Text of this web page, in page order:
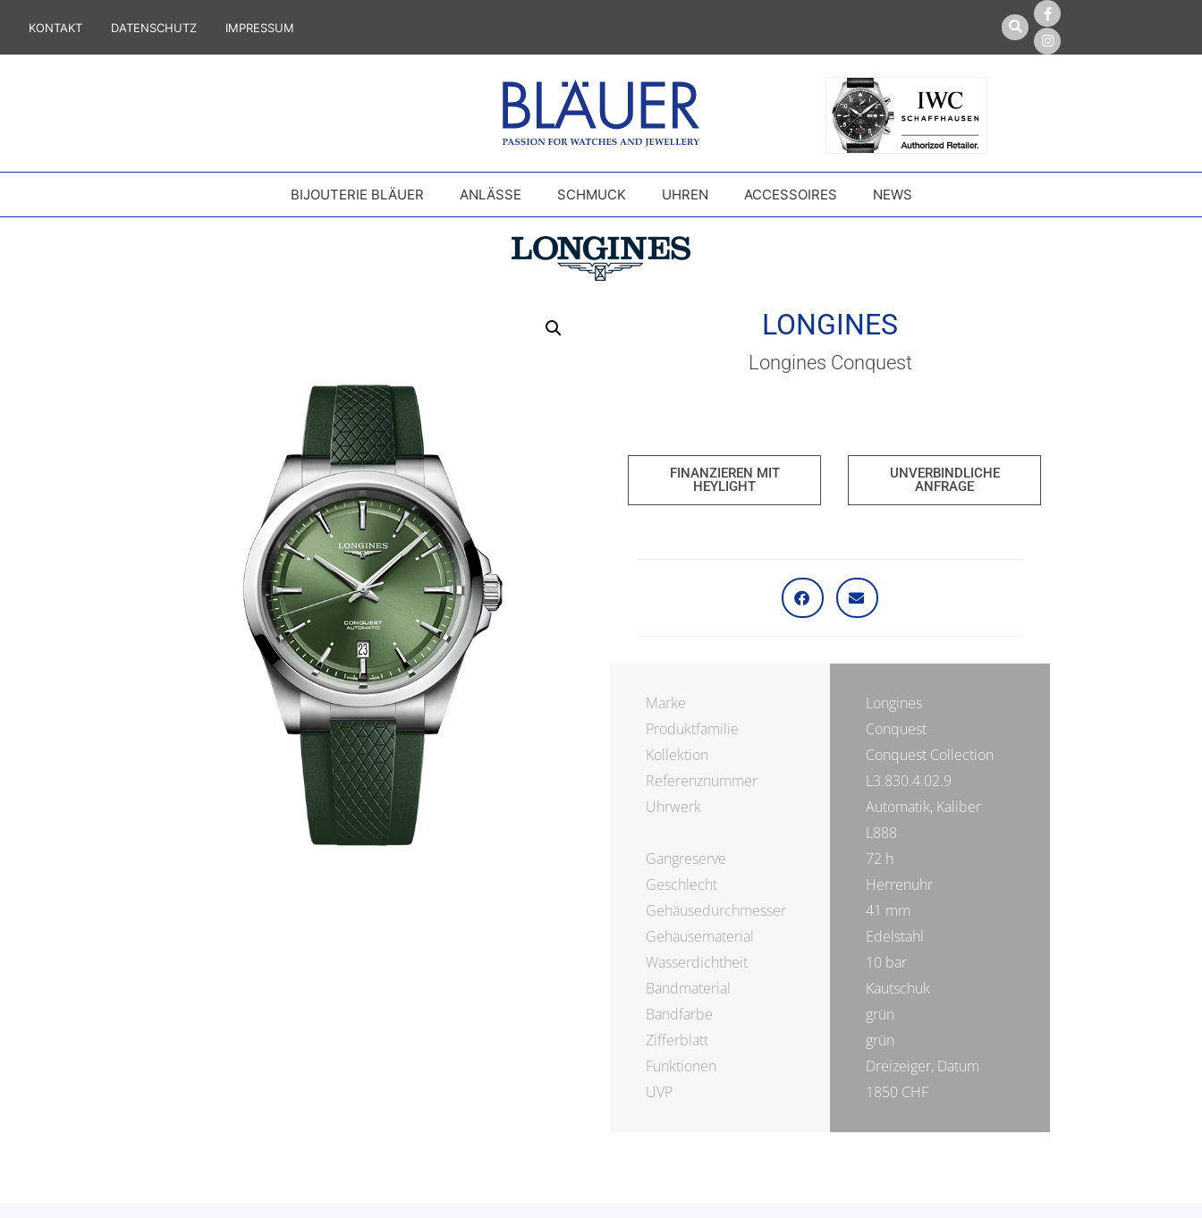
KONTAKT DATENSCHUTZ IMPRESSUM
BIJOUTERIE BLÄUER ANLÄSSE SCHMUCK UHREN ACCESSOIRES NEWS
LONGINES
Longines Conquest
FINANZIEREN MIT
HEYLIGHT
UNVERBINDLICHE
ANFRAGE
Marke
Longines
Produktfamilie
Conquest
Kollektion
Conquest Collection
Referenznummer
L3.830.4.02.9
Uhrwerk
Automatik, Kaliber
L888
Gangreserve
72 h
Geschlecht
Herrenuhr
Gehäusedurchmesser
41 mm
Gehäusematerial
Edelstahl
Wasserdichtheit
10 bar
Bandmaterial
Kautschuk
Bandfarbe
grün
Zifferblatt
grün
Funktionen
Dreizeiger, Datum
UVP
1850 CHF